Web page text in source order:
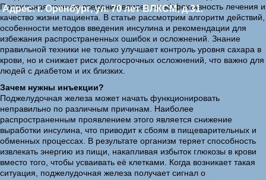
Адрес: г. Оренбург, ул. 70 лет ВЛКСМ, д.31.
Правильная техника введения влияет на эффективность лечения и
качество жизни пациента. В статье рассмотрим алгоритм действий,
особенности методов введения инсулина и рекомендации для
избежания распространенных ошибок и осложнений. Знание
правильной техники не только улучшает контроль уровня сахара в
крови, но и снижает риск долгосрочных осложнений, что важно для
людей с диабетом и их близких.
Зачем нужны инъекции?
Поджелудочная железа может начать функционировать
неправильно по различным причинам. Наиболее
распространенным проявлением этого является снижение
выработки инсулина, что приводит к сбоям в пищеварительных и
обменных процессах. В результате организм теряет способность
извлекать энергию из пищи, накапливая избыток глюкозы в крови
вместо того, чтобы усваивать её клетками. Когда возникает такая
ситуация, поджелудочная железа получает сигнал о